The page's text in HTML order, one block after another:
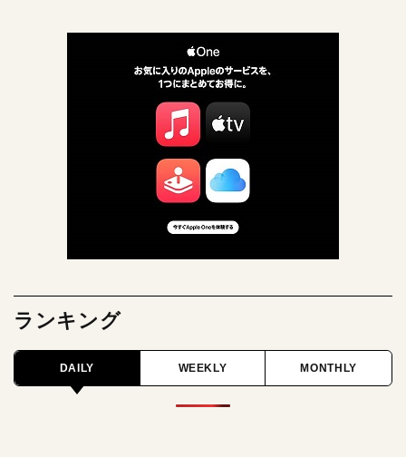
ランキング
DAILY WEEKLY MONTHLY